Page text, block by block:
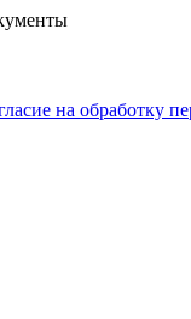
на обработку